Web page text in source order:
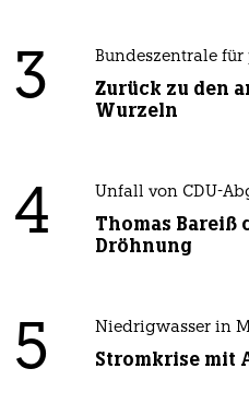
3 Bundeszentrale
Zurück zu den
Wurzeln
4 Unfall von CDU-
Thomas
Dröhnung
5 Niedrigwasser in
Stromkrise mit